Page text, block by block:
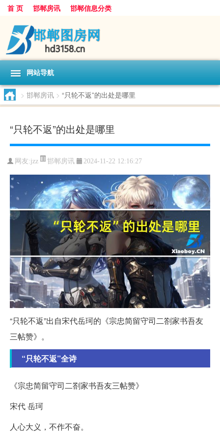
首 页 邯郸房讯 邯郸信息分类
网站导航
> 邯郸房讯 > “只轮不返”的出处是哪里
“只轮不返”的出处是哪里
网友:jzz 邯郸房讯 2024-11-22 12:16:27
“只轮不返”出自宋代岳珂的《宗忠简留守司二劄家书吾友
三帖赞》。
“只轮不返”全诗
《宗忠简留守司二劄家书吾友三帖赞》
宋代 岳珂
人心大义，不作不奋。